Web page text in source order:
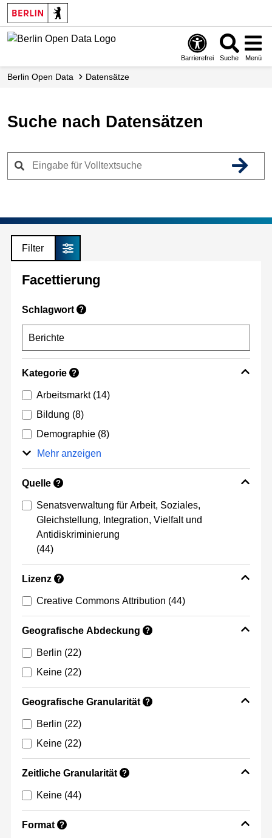
Skip
to
main
Barrierefrei Suche Menü
Berlin Open Data Datensätze
Suche nach Datensätzen
Filter
Facettierung
Schlagwort ?
Kategorie ?
Arbeitsmarkt (14)
Bildung (8)
Demographie (8)
Mehr anzeigen
Quelle ?
Senatsverwaltung für Arbeit, Soziales,
Gleichstellung, Integration, Vielfalt und
Antidiskriminierung
(44)
Lizenz ?
Creative Commons Attribution (44)
Geografische Abdeckung ?
Berlin (22)
Keine (22)
Geografische Granularität ?
Berlin (22)
Keine (22)
Zeitliche Granularität ?
Keine (44)
Format ?